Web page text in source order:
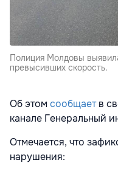
Полиция Молдовы
превысивших скорость.
Об этомсообщаетв
канале Генеральный
Отмечается, что
нарушения: